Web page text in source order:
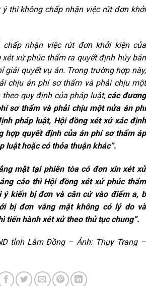
thì không chấp nhận việc rút đơn khởi
nhận việc rút đơn khởi kiện của
xử phúc thẩm ra quyết định hủy bản
giải quyết vụ án. Trong trường hợp này,
chịu án phí sơ thẩm và phải chịu một
quy định của pháp luật, các đương
sơ thẩm và phải chịu một nửa án phí
pháp luật, Hội đồng xét xử xác định
hợp quyết định của án phí sơ thẩm áp
luật hoặc có thỏa thuận khác”.
mặt tại phiên tòa có đơn xin xét xử
cáo thì Hội đồng xét xử phúc thẩm
ý kiến bị đơn và căn cứ vào điểm a, b
bị đơn vắng mặt không có lý do và
tiến hành xét xử theo thủ tục chung”.
tỉnh Lâm Đồng – Ảnh: Thụy Trang –